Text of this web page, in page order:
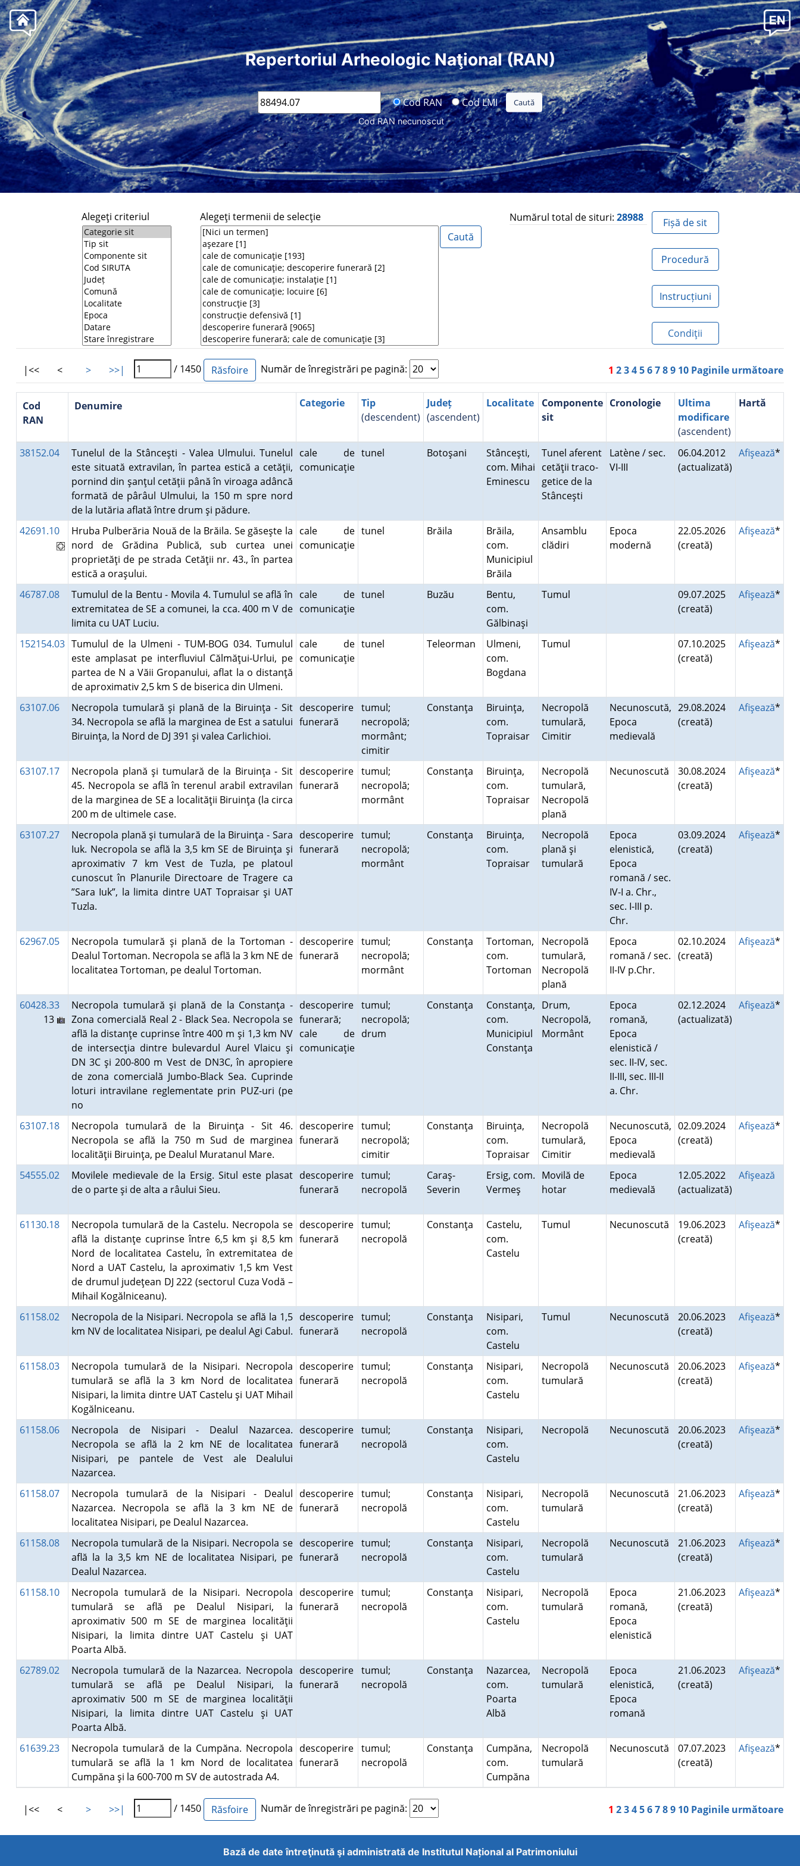
Repertoriul Arheologic Naţional (RAN)
Cod RAN Cod LMI
Cod RAN necunoscut
Alegeţi criteriul Alegeţi termenii de selecţie Numărul total de situri: 28988 Fișă de sit
Procedură
Instrucțiuni
Condiţii
|<< < > >>| / 1450 Număr de înregistrări pe pagină: 123456789 10 Paginile următoare
Cod
RAN
Denumire Categorie
Tip
(descendent)
Județ
(ascendent)
Localitate
Componente
sit
Cronologie
Ultima
modificare
(ascendent)
Hartă
38152.04
Tunelul de la Stânceşti - Valea Ulmului. Tunelul
este situată extravilan, în partea estică a cetăţii,
pornind din şanţul cetăţii până în viroaga adâncă
formată de pârâul Ulmului, la 150 m spre nord
de la lutăria aflată între drum şi pădure.
cale de
comunicaţie
tunel Botoşani
Stânceşti,
com. Mihai
Eminescu
Tunel aferent
cetăţii traco-
getice de la
Stânceşti
Latène / sec.
VI-III
06.04.2012
(actualizată)
Afişează*
42691.10
Hruba Pulberăria Nouă de la Brăila. Se găseşte la
nord de Grădina Publică, sub curtea unei
proprietăţi de pe strada Cetăţii nr. 43., în partea
estică a oraşului.
cale de
comunicaţie
tunel Brăila
Brăila,
com.
Municipiul
Brăila
Ansamblu
clădiri
Epoca
modernă
22.05.2026
(creată)
Afişează*
46787.08
Tumulul de la Bentu - Movila 4. Tumulul se află în
extremitatea de SE a comunei, la cca. 400 m V de
limita cu UAT Luciu.
cale de
comunicaţie
tunel Buzău
Bentu,
com.
Gălbinaşi
Tumul
09.07.2025
(creată)
Afişează*
152154.03 Tumulul de la Ulmeni - TUM-BOG 034. Tumulul
este amplasat pe interfluviul Călmăţui-Urlui, pe
partea de N a Văii Gropanului, aflat la o distanţă
de aproximativ 2,5 km S de biserica din Ulmeni.
cale de
comunicaţie
tunel Teleorman
Ulmeni,
com.
Bogdana
Tumul
07.10.2025
(creată)
Afişează*
63107.06
Necropola tumulară şi plană de la Biruinţa - Sit
34. Necropola se află la marginea de Est a satului
Biruinţa, la Nord de DJ 391 şi valea Carlichioi.
descoperire
funerară
tumul;
necropolă;
mormânt;
cimitir
Constanţa
Biruinţa,
com.
Topraisar
Necropolă
tumulară,
Cimitir
Necunoscută,
Epoca
medievală
29.08.2024
(creată)
Afişează*
63107.17
Necropola plană şi tumulară de la Biruinţa - Sit
45. Necropola se află în terenul arabil extravilan
de la marginea de SE a localităţii Biruinţa (la circa
200 m de ultimele case.
descoperire
funerară
tumul;
necropolă;
mormânt
Constanţa
Biruinţa,
com.
Topraisar
Necropolă
tumulară,
Necropolă
plană
Necunoscută
30.08.2024
(creată)
Afişează*
63107.27
Necropola plană şi tumulară de la Biruinţa - Sara
Iuk. Necropola se află la 3,5 km SE de Biruinţa şi
aproximativ 7 km Vest de Tuzla, pe platoul
cunoscut în Planurile Directoare de Tragere ca
”Sara Iuk”, la limita dintre UAT Topraisar şi UAT
Tuzla.
descoperire
funerară
tumul;
necropolă;
mormânt
Constanţa
Biruinţa,
com.
Topraisar
Necropolă
plană şi
tumulară
Epoca
elenistică,
Epoca
romană / sec.
IV-I a. Chr.,
sec. I-III p.
Chr.
03.09.2024
(creată)
Afişează*
62967.05
Necropola tumulară şi plană de la Tortoman -
Dealul Tortoman. Necropola se află la 3 km NE de
localitatea Tortoman, pe dealul Tortoman.
descoperire
funerară
tumul;
necropolă;
mormânt
Constanţa
Tortoman,
com.
Tortoman
Necropolă
tumulară,
Necropolă
plană
Epoca
romană / sec.
II-IV p.Chr.
02.10.2024
(creată)
Afişează*
60428.33
13
Necropola tumulară şi plană de la Constanţa -
Zona comercială Real 2 - Black Sea. Necropola se
află la distanţe cuprinse între 400 m şi 1,3 km NV
de intersecţia dintre bulevardul Aurel Vlaicu şi
DN 3C şi 200-800 m Vest de DN3C, în apropiere
de zona comercială Jumbo-Black Sea. Cuprinde
loturi intravilane reglementate prin PUZ-uri (pe
no
descoperire
funerară;
cale de
comunicaţie
tumul;
necropolă;
drum
Constanţa
Constanţa,
com.
Municipiul
Constanţa
Drum,
Necropolă,
Mormânt
Epoca
romană,
Epoca
elenistică /
sec. II-IV, sec.
II-III, sec. III-II
a. Chr.
02.12.2024
(actualizată)
Afişează*
63107.18
Necropola tumulară de la Biruinţa - Sit 46.
Necropola se află la 750 m Sud de marginea
localităţii Biruinţa, pe Dealul Muratanul Mare.
descoperire
funerară
tumul;
necropolă;
cimitir
Constanţa
Biruinţa,
com.
Topraisar
Necropolă
tumulară,
Cimitir
Necunoscută,
Epoca
medievală
02.09.2024
(creată)
Afişează*
54555.02
Movilele medievale de la Ersig. Situl este plasat
de o parte şi de alta a râului Sieu.
descoperire
funerară
tumul;
necropolă
Caraş-
Severin
Ersig, com.
Vermeş
Movilă de
hotar
Epoca
medievală
12.05.2022
(actualizată)
Afişează
61130.18
Necropola tumulară de la Castelu. Necropola se
află la distanţe cuprinse între 6,5 km şi 8,5 km
Nord de localitatea Castelu, în extremitatea de
Nord a UAT Castelu, la aproximativ 1,5 km Vest
de drumul judeţean DJ 222 (sectorul Cuza Vodă –
Mihail Kogălniceanu).
descoperire
funerară
tumul;
necropolă
Constanţa
Castelu,
com.
Castelu
Tumul Necunoscută
19.06.2023
(creată)
Afişează*
61158.02
Necropola de la Nisipari. Necropola se află la 1,5
km NV de localitatea Nisipari, pe dealul Agi Cabul.
descoperire
funerară
tumul;
necropolă
Constanţa
Nisipari,
com.
Castelu
Tumul Necunoscută
20.06.2023
(creată)
Afişează*
61158.03
Necropola tumulară de la Nisipari. Necropola
tumulară se află la 3 km Nord de localitatea
Nisipari, la limita dintre UAT Castelu şi UAT Mihail
Kogălniceanu.
descoperire
funerară
tumul;
necropolă
Constanţa
Nisipari,
com.
Castelu
Necropolă
tumulară
Necunoscută
20.06.2023
(creată)
Afişează*
61158.06
Necropola de Nisipari - Dealul Nazarcea.
Necropola se află la 2 km NE de localitatea
Nisipari, pe pantele de Vest ale Dealului
Nazarcea.
descoperire
funerară
tumul;
necropolă
Constanţa
Nisipari,
com.
Castelu
Necropolă Necunoscută
20.06.2023
(creată)
Afişează*
61158.07
Necropola tumulară de la Nisipari - Dealul
Nazarcea. Necropola se află la 3 km NE de
localitatea Nisipari, pe Dealul Nazarcea.
descoperire
funerară
tumul;
necropolă
Constanţa
Nisipari,
com.
Castelu
Necropolă
tumulară
Necunoscută
21.06.2023
(creată)
Afişează*
61158.08
Necropola tumulară de la Nisipari. Necropola se
află la la 3,5 km NE de localitatea Nisipari, pe
Dealul Nazarcea.
descoperire
funerară
tumul;
necropolă
Constanţa
Nisipari,
com.
Castelu
Necropolă
tumulară
Necunoscută
21.06.2023
(creată)
Afişează*
61158.10
Necropola tumulară de la Nisipari. Necropola
tumulară se află pe Dealul Nisipari, la
aproximativ 500 m SE de marginea localităţii
Nisipari, la limita dintre UAT Castelu şi UAT
Poarta Albă.
descoperire
funerară
tumul;
necropolă
Constanţa
Nisipari,
com.
Castelu
Necropolă
tumulară
Epoca
romană,
Epoca
elenistică
21.06.2023
(creată)
Afişează*
62789.02
Necropola tumulară de la Nazarcea. Necropola
tumulară se află pe Dealul Nisipari, la
aproximativ 500 m SE de marginea localităţii
Nisipari, la limita dintre UAT Castelu şi UAT
Poarta Albă.
descoperire
funerară
tumul;
necropolă
Constanţa
Nazarcea,
com.
Poarta
Albă
Necropolă
tumulară
Epoca
elenistică,
Epoca
romană
21.06.2023
(creată)
Afişează*
61639.23
Necropola tumulară de la Cumpăna. Necropola
tumulară se află la 1 km Nord de localitatea
Cumpăna şi la 600-700 m SV de autostrada A4.
descoperire
funerară
tumul;
necropolă
Constanţa
Cumpăna,
com.
Cumpăna
Necropolă
tumulară
Necunoscută
07.07.2023
(creată)
Afişează*
|<< < > >>| / 1450 Număr de înregistrări pe pagină: 123456789 10 Paginile următoare
Bază de date întreţinută şi administrată de Institutul Național al Patrimoniului